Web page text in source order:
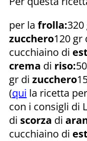
per la frolla:320
zucchero120 gr
cucchiaino di
crema di riso:
gr di zucchero
(qui la ricetta
con i consigli di
di scorza di
cucchiaino di